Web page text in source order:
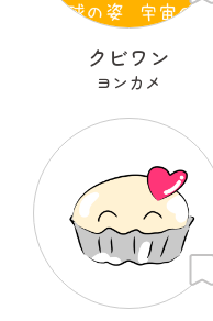
クビワン
ヨンカメ